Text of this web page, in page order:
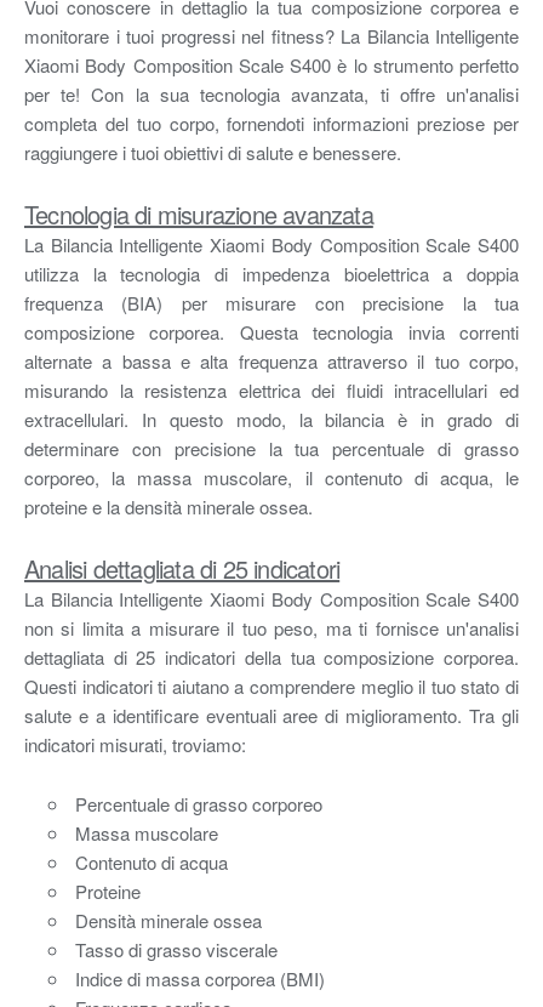
Vuoi conoscere in dettaglio la tua composizione corporea e
monitorare i tuoi progressi nel fitness? La Bilancia Intelligente
Xiaomi Body Composition Scale S400 è lo strumento perfetto
per te! Con la sua tecnologia avanzata, ti offre un'analisi
completa del tuo corpo, fornendoti informazioni preziose per
raggiungere i tuoi obiettivi di salute e benessere.
Tecnologia di misurazione avanzata
La Bilancia Intelligente Xiaomi Body Composition Scale S400
utilizza la tecnologia di impedenza bioelettrica a doppia
frequenza (BIA) per misurare con precisione la tua
composizione corporea. Questa tecnologia invia correnti
alternate a bassa e alta frequenza attraverso il tuo corpo,
misurando la resistenza elettrica dei fluidi intracellulari ed
extracellulari. In questo modo, la bilancia è in grado di
determinare con precisione la tua percentuale di grasso
corporeo, la massa muscolare, il contenuto di acqua, le
proteine e la densità minerale ossea.
Analisi dettagliata di 25 indicatori
La Bilancia Intelligente Xiaomi Body Composition Scale S400
non si limita a misurare il tuo peso, ma ti fornisce un'analisi
dettagliata di 25 indicatori della tua composizione corporea.
Questi indicatori ti aiutano a comprendere meglio il tuo stato di
salute e a identificare eventuali aree di miglioramento. Tra gli
indicatori misurati, troviamo:
Percentuale di grasso corporeo
Massa muscolare
Contenuto di acqua
Proteine
Densità minerale ossea
Tasso di grasso viscerale
Indice di massa corporea (BMI)